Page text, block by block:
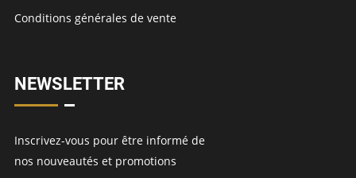
Conditions générales de vente
NEWSLETTER
Inscrivez-vous pour être informé de
nos nouveautés et promotions